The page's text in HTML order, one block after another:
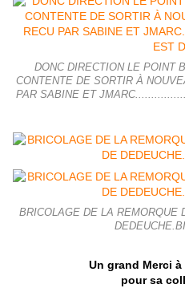
DONC DIRECTION LE POINT
CONTENTE DE SORTIR À
PAR SABINE ET
BRICOLAGE DE LA
Un grand Merci à
pour sa